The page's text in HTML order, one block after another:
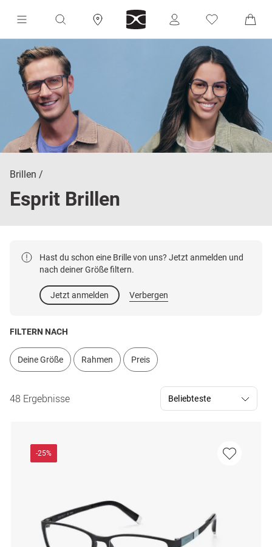
Brillen
Esprit Brillen
Hast du schon eine Brille von uns? Jetzt anmelden und
nach deiner Größe filtern.
Jetzt anmelden Verbergen
FILTERN NACH
Deine Größe Rahmen Preis
48 Ergebnisse
-25%